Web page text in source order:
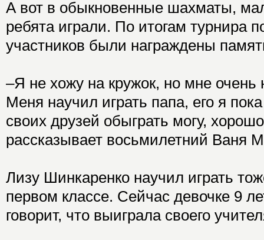
А вот в обыкновенные шахматы,
ребята играли. По итогам турнира
участников были награждены
–Я не хожу на кружок, но мне
Меня научил играть папа, его я
своих друзей обыграть могу,
рассказывает восьмилетний Ваня
Лизу Шинкаренко научил играть
первом классе. Сейчас девочке 9
говорит, что выиграла своего